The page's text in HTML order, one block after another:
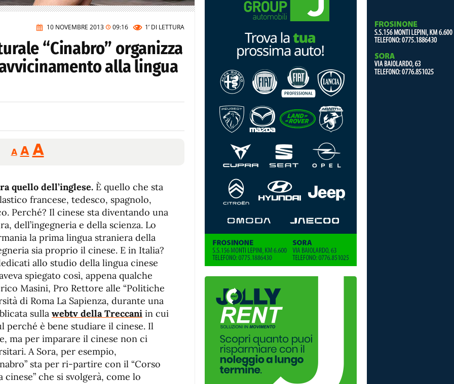
10 NOVEMBRE 2013 09:16 1’ DI LETTURA
“Cinabro” organizza
alla lingua
A
Reducir
tamaño
A Restablecer
tamaño
de
fuente
AAumentar
de
fuente.
quello dell’inglese. È quello che sta
francese, tedesco, spagnolo,
Perché? Il cinese sta diventando una
dell’ingegneria e della scienza. Lo
la prima lingua straniera della
sia proprio il cinese. E in Italia?
allo studio della lingua cinese
spiegato così, appena qualche
Masini, Pro Rettore alle “Politiche
di Roma La Sapienza, durante una
sulla webtv della Treccani in cui
perché è bene studiare il cinese. Il
ma per imparare il cinese non ci
A Sora, per esempio,
sta per ri-partire con il “Corso
che si svolgerà, come lo